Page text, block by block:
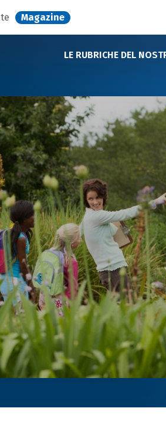
Magazine
LE RUBRICHE DEL